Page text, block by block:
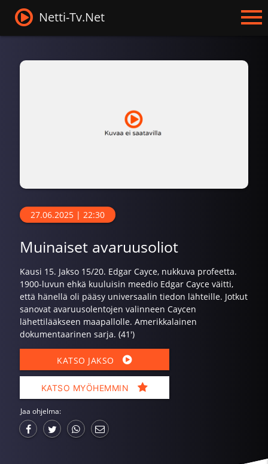
Netti-Tv.Net
27.06.2025 | 22:30
Muinaiset avaruusoliot
Kausi 15. Jakso 15/20. Edgar Cayce, nukkuva profeetta.
1900-luvun ehkä kuuluisin meedio Edgar Cayce väitti,
että hänellä oli pääsy universaalin tiedon lähteille. Jotkut
sanovat avaruusolentojen valinneen Caycen
lähettilääkseen maapallolle. Amerikkalainen
dokumentaarinen sarja. (41')
KATSO JAKSO
KATSO MYÖHEMMIN
Jaa ohjelma: